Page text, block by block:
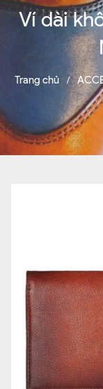
Ví dài
Trang chủ /